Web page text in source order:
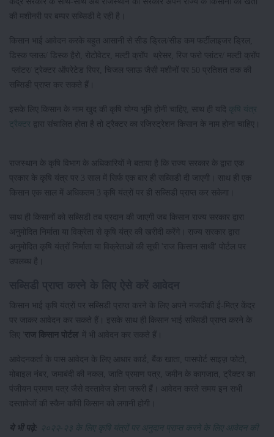
की मशीनरी पर बम्पर सब्सिडी दे रही है।
किसान भाई आवेदन करके बहुत आसानी से सीड ड्रिल/सीड कम फर्टीलाइजर ड्रिल,
डिस्क प्लाऊ/ डिस्क हैरो, रोटोवेटर, मल्टी क्रॉप थ्रेसर, रिज फरो प्लांटर/ मल्टी क्रॉप
प्लांटर/ ट्रेक्टर ऑपरेटेड रिपर, चिजल प्लाऊ जैसी मशीनों पर 50 प्रतिशत तक की
सब्सिडी प्राप्त कर सकते हैं।
इसके लिए किसान के नाम खुद की कृषि योग्य भूमि होनी चाहिए, साथ ही यदि
कृषि यंत्र
ट्रैक्टर द्वारा संचालित होता है तो ट्रैक्टर का रजिस्‍ट्रेशन किसान के नाम होना चाहिए।
राजस्थान के कृषि विभाग के अधिकारियों ने बताया है कि राज्य सरकार के द्वारा एक
प्रकार के कृषि यंत्र पर 3 साल में सिर्फ एक बार ही सब्सिडी दी जाएगी। साथ ही एक
किसान एक साल में अधिकतम 3 कृषि यंत्रों पर ही सब्सिडी प्राप्त कर सकेगा।
साथ ही किसानों को सब्सिडी तब प्रदान की जाएगी जब किसान राज्य सरकार द्वारा
अनुमोदित निर्माता या विक्रेता से कृषि यंत्र की खरीदी करेंगे। राज्य सरकार द्वारा
अनुमोदित कृषि यंत्रों निर्माता या विक्रेताओं की सूची 'राज किसान साथी' पोर्टल पर
उपलब्ध है।
किसान भाई कृषि यंत्रों पर सब्सिडी प्राप्त करने के लिए अपने नजदीकी ई-मित्र केंद्र
पर जाकर आवेदन कर सकते हैं। इसके साथ ही किसान भाई सब्सिडी प्राप्त करने के
लिए ' राज किसान पोर्टल' में भी आवेदन कर सकते हैं।
आवेदनकर्ता के पास आवेदन के लिए आधार कार्ड, बैंक खाता, पासपोर्ट साइज़ फोटो,
मोबाइल नंबर, जमाबंदी की नकल, जाति प्रमाण पत्र, जमीन के कागजात, ट्रैक्टर का
पंजीयन प्रमाण पत्र जैसे दस्तावेज होना जरूरी हैं। आवेदन करते समय इन सभी
दस्तावेजों की स्कैन कॉपी किसान को लगानी होगी।
ये भी पढ़े:
२०२२-२३ के लिए कृषि यंत्रों पर अनुदान प्राप्त करने के लिए आवेदन की